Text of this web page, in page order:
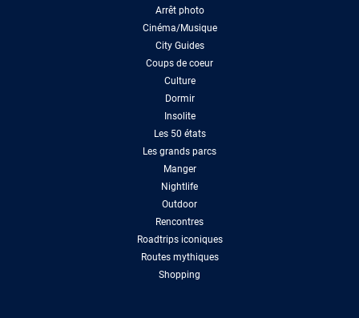
Arrêt photo
Cinéma/Musique
City Guides
Coups de coeur
Culture
Dormir
Insolite
Les 50 états
Les grands parcs
Manger
Nightlife
Outdoor
Rencontres
Roadtrips iconiques
Routes mythiques
Shopping